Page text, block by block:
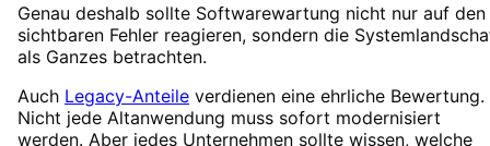
Genau deshalb sollte Softwarewartung nicht nur auf den
sichtbaren Fehler reagieren, sondern die
als Ganzes betrachten.
Auch Legacy-Anteile verdienen eine ehrliche Bewertung.
Nicht jede Altanwendung muss sofort modernisiert
werden. Aber jedes Unternehmen sollte wissen, welche